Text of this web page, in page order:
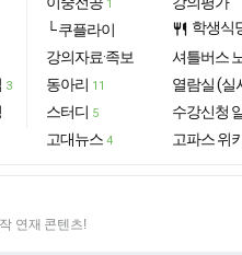
3
1
└ 쿠플라이
강의자료·족보
동아리 11
스터디 5
고대뉴스 4
restaurant 학생식
셔틀버스
열람실 (실
수강신청
고파스 위
연재 콘텐츠!